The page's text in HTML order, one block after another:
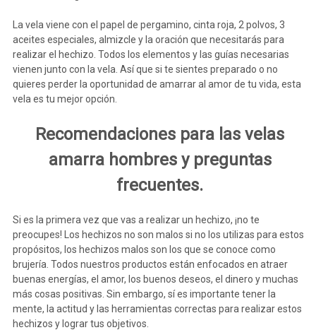
La vela viene con el papel de pergamino, cinta roja, 2 polvos, 3
aceites especiales, almizcle y la oración que necesitarás para
realizar el hechizo. Todos los elementos y las guías necesarias
vienen junto con la vela. Así que si te sientes preparado o no
quieres perder la oportunidad de amarrar al amor de tu vida, esta
vela es tu mejor opción.
Recomendaciones para las velas
amarra hombres y preguntas
frecuentes.
Si es la primera vez que vas a realizar un hechizo, ¡no te
preocupes! Los hechizos no son malos si no los utilizas para estos
propósitos, los hechizos malos son los que se conoce como
brujería. Todos nuestros productos están enfocados en atraer
buenas energías, el amor, los buenos deseos, el dinero y muchas
más cosas positivas. Sin embargo, sí es importante tener la
mente, la actitud y las herramientas correctas para realizar estos
hechizos y lograr tus objetivos.